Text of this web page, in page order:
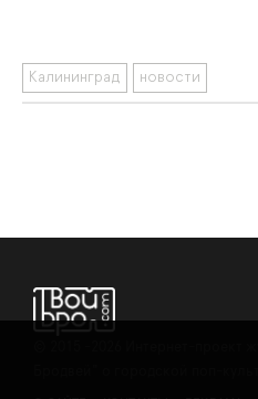
Калининград новости